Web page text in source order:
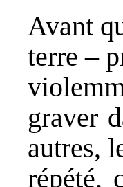
Avant
terre –
graver
autres,
répété,